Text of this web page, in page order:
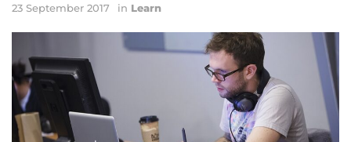
23 September 2017 in Learn